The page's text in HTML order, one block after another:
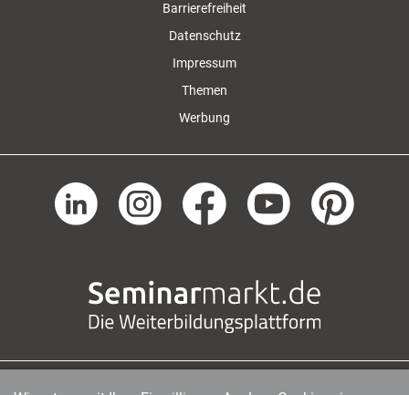
Barrierefreiheit
Datenschutz
Impressum
Themen
Werbung